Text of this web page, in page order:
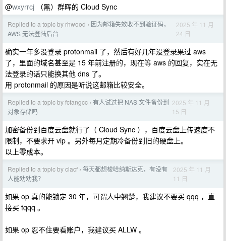
@wxyrrcj （黑）群晖的 Cloud Sync
Replied to a topic by rhwood › 因为邮箱失效收不到验证码，
AWS 无法登陆后台
2025 年 11 月
24 日
确实一年多没登录 protonmail 了，然后有好几年没登录果过 aws
了，里面的域名甚至是 15 年前注册的，现在等 aws 的回复，实在无
法登录的话只能换其他 dns 了。
用 protonmail 的原因是听说这邮箱比较安全。
Replied to a topic by fcfangcc › 有人试过把 NAS 文件备份到
对象存储吗
2025 年 11 月
15 日
加密备份到百度云盘就行了（ Cloud Sync ），百度云盘上传速度不
限制，不要求开 vip 。另外每月定期冷备份到旧的硬盘上。
以上零成本。
Replied to a topic by clacf › 每天都想梭哈纳斯达克，有没有
人能劝劝我？
2025 年 11 月
11 日
如果 op 真的能锁定 30 年，可谓人中翘楚，我建议不要买 qqq ，直
接买 tqqq 。
如果 op 忍不住要看账户，我建议买 ALLW 。